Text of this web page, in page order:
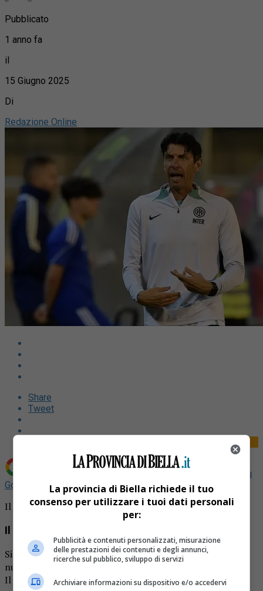
Pubblicato
1 anno fa
il
15 Giugno 2025
Di
Redazione Online
Share
Tweet
Fonte preferita su
Google
Il biellese Zanchetta mister del Novara
Il biellese Zanchetta mister del Novara
Si attende solo l’annuncio ufficiale. Andrea Zanchetta è il
nuovo allenatore del Novara in serie C.
Il biellese, 50 anni, nelle ultime stagioni si è fatto
La provincia di Biella richiede il tuo
consenso per utilizzare i tuoi dati personali
per:
Pubblicità e contenuti personalizzati, misurazione
delle prestazioni dei contenuti e degli annunci,
ricerche sul pubblico, sviluppo di servizi
Archiviare informazioni su dispositivo e/o accedervi